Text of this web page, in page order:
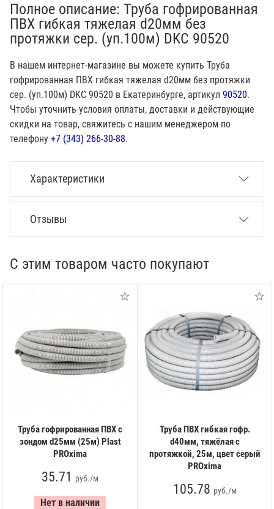
Полное описание: Труба гофрированная
ПВХ гибкая тяжелая d20мм без
протяжки сер. (уп.100м) DKC 90520
В нашем интернет-магазине вы можете купить Труба
гофрированная ПВХ гибкая тяжелая d20мм без протяжки
сер. (уп.100м) DKC 90520 в Екатеринбурге, артикул 90520.
Чтобы уточнить условия оплаты, доставки и действующие
скидки на товар, свяжитесь с нашим менеджером по
телефону +7 (343) 266-30-88.
Характеристики
Отзывы
С этим товаром часто покупают
Труба гофрированная ПВХ с
зондом d25мм (25м) Plast
PROxima
35.71 руб./м
Нет в наличии
Труба ПВХ гибкая гофр.
d40мм, тяжёлая с
протяжкой, 25м, цвет серый
PROxima
105.78 руб./м